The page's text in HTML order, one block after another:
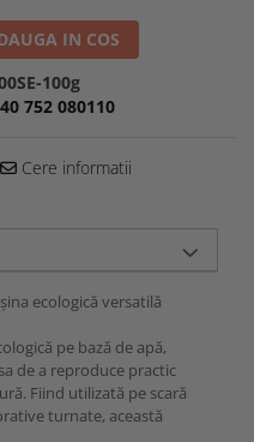
IN COS
100g
752 080110
Cere informatii
ecologică versatilă
pe bază de apă,
de a reproduce practic
Fiind utilizată pe scară
turnate, această